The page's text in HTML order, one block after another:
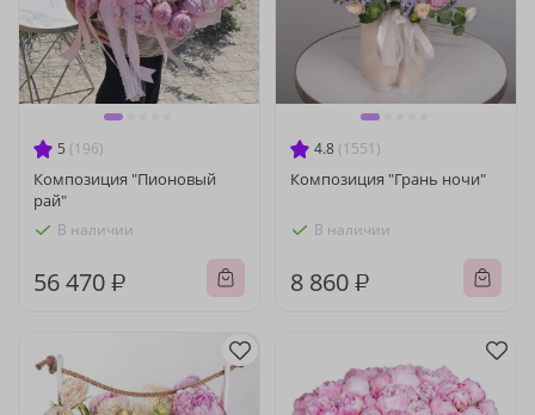
5 (196)
Композиция "Пионовый
рай"
В наличии
56 470 ₽
4.8 (1551)
Композиция "Грань ночи"
В наличии
8 860 ₽